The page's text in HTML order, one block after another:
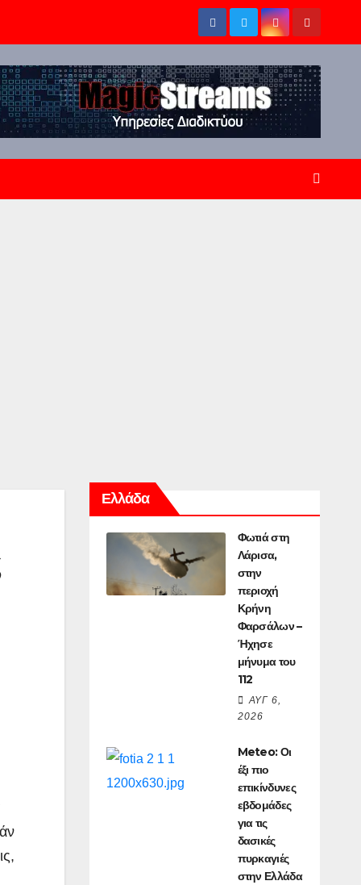
Ελλάδα
Φωτιά στη
Λάρισα,
στην
περιοχή
Κρήνη
Φαρσάλων –
Ήχησε
μήνυμα του
112
ΑΥΓ 6,
2026
Meteo: Οι
έξι πιο
επικίνδυνες
εβδομάδες
για τις
δασικές
πυρκαγιές
στην Ελλάδα